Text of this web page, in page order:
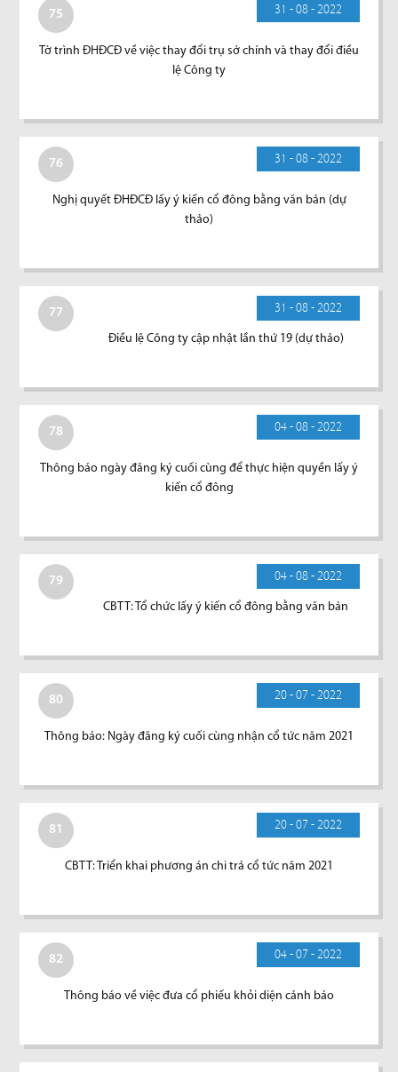
75 31 - 08 - 2022
Tờ trình ĐHĐCĐ về việc thay đổi trụ sở chính và thay đổi điều
lệ Công ty
76 31 - 08 - 2022
Nghị quyết ĐHĐCĐ lấy ý kiến cổ đông bằng văn bản (dự
thảo)
77 31 - 08 - 2022
Điều lệ Công ty cập nhật lần thứ 19 (dự thảo)
78 04 - 08 - 2022
Thông báo ngày đăng ký cuối cùng để thực hiện quyền lấy ý
kiến cổ đông
79 04 - 08 - 2022
CBTT: Tổ chức lấy ý kiến cổ đông bằng văn bản
80 20 - 07 - 2022
Thông báo: Ngày đăng ký cuối cùng nhận cổ tức năm 2021
81 20 - 07 - 2022
CBTT: Triển khai phương án chi trả cổ tức năm 2021
82 04 - 07 - 2022
Thông báo về việc đưa cổ phiếu khỏi diện cảnh báo